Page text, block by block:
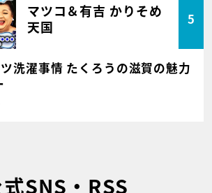
マツコ＆有吉 かりそめ
天国
5
洗濯事情 たくろうの滋賀の魅力
SNS・RSS